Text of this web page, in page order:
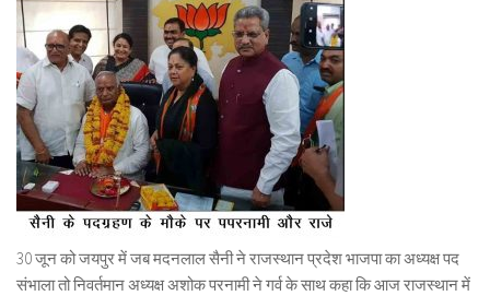
30 जून को जयपुर में जब मदनलाल सैनी ने राजस्थान प्रदेश भाजपा का अध्यक्ष पद
संभाला तो निवर्तमान अध्यक्ष अशोक परनामी ने गर्व के साथ कहा कि आज राजस्थान में